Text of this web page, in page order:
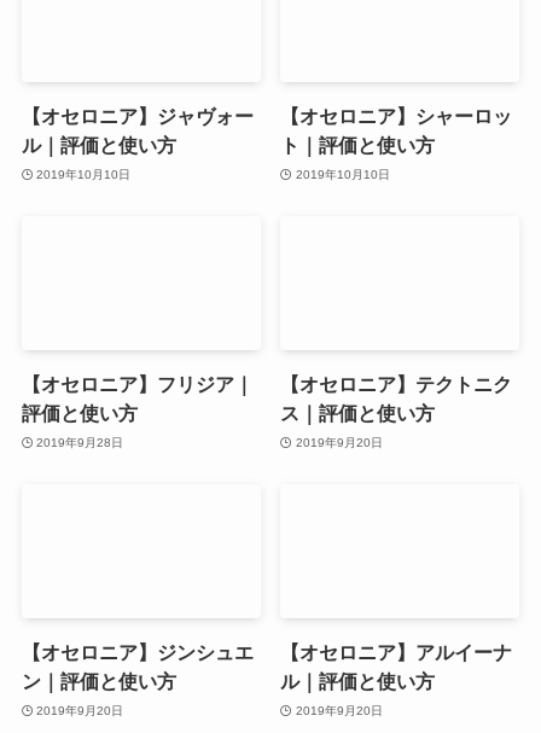
【オセロニア】ジャヴォー
ル｜評価と使い方
2019年10月10日
【オセロニア】シャーロッ
ト｜評価と使い方
2019年10月10日
【オセロニア】フリジア｜
評価と使い方
2019年9月28日
【オセロニア】テクトニク
ス｜評価と使い方
2019年9月20日
【オセロニア】ジンシュエ
ン｜評価と使い方
2019年9月20日
【オセロニア】アルイーナ
ル｜評価と使い方
2019年9月20日